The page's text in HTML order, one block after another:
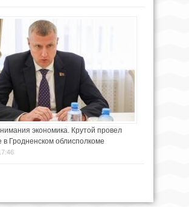
экономика. Крутой провел
Гродненском облисполкоме